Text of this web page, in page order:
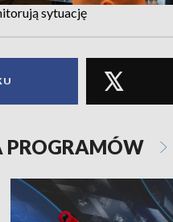
sytuację
PROGRAMÓW